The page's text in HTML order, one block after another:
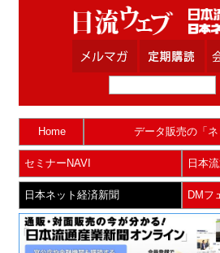
Home データ販売の「ネ
セミナーNAVI 日本
日本ネット経済新聞 DMフ